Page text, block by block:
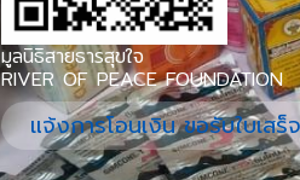
มูลนิธิสายธารสุขใจ
RIVER OF PEACE FOUNDATION
แจ้งการโอนเงิน ขอรับใบเส